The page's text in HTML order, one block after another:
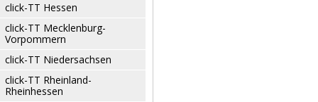
click-TT Hessen
click-TT Mecklenburg-
Vorpommern
click-TT Niedersachsen
click-TT Rheinland-
Rheinhessen